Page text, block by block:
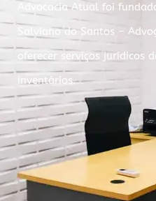
Advocacia Atual foi
Salviano do Santos –
oferecer serviços jurídicos
inventários.